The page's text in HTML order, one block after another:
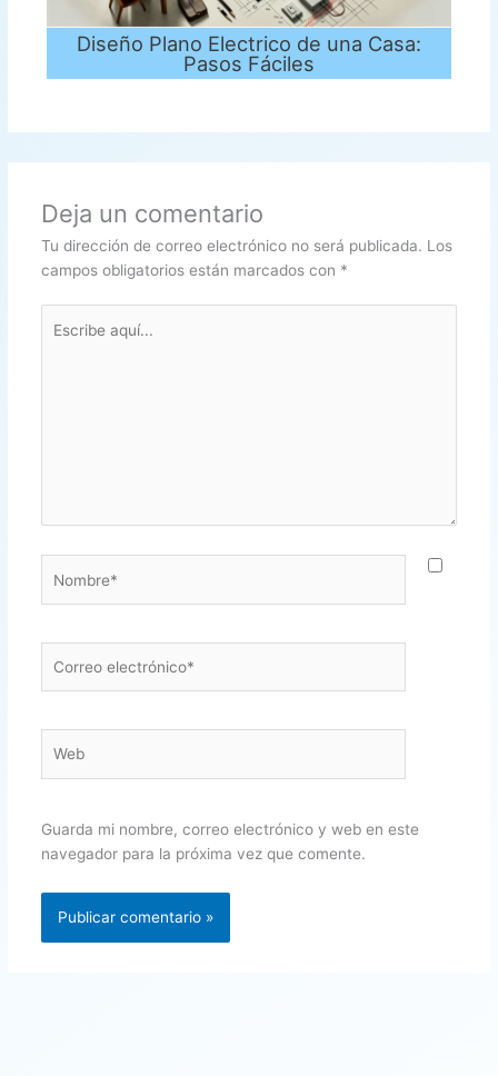
Diseño Plano Electrico de una Casa:
Pasos Fáciles
Deja un comentario
Tu dirección de correo electrónico no será publicada. Los
campos obligatorios están marcados con *
aquí...
electrónico*
Guarda mi nombre, correo electrónico y web en este
navegador para la próxima vez que comente.